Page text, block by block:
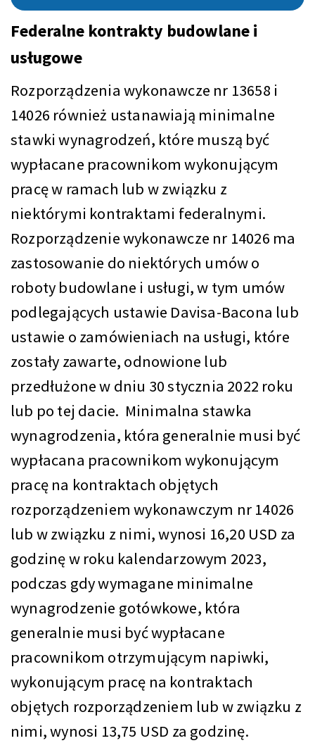
Federalne kontrakty budowlane i
usługowe
Rozporządzenia wykonawcze nr 13658 i
14026 również ustanawiają minimalne
stawki wynagrodzeń, które muszą być
wypłacane pracownikom wykonującym
pracę w ramach lub w związku z
niektórymi kontraktami federalnymi.
Rozporządzenie wykonawcze nr 14026 ma
zastosowanie do niektórych umów o
roboty budowlane i usługi, w tym umów
podlegających ustawie Davisa-Bacona lub
ustawie o zamówieniach na usługi, które
zostały zawarte, odnowione lub
przedłużone w dniu 30 stycznia 2022 roku
lub po tej dacie. Minimalna stawka
wynagrodzenia, która generalnie musi być
wypłacana pracownikom wykonującym
pracę na kontraktach objętych
rozporządzeniem wykonawczym nr 14026
lub w związku z nimi, wynosi 16,20 USD za
godzinę w roku kalendarzowym 2023,
podczas gdy wymagane minimalne
wynagrodzenie gotówkowe, która
generalnie musi być wypłacane
pracownikom otrzymującym napiwki,
wykonującym pracę na kontraktach
objętych rozporządzeniem lub w związku z
nimi, wynosi 13,75 USD za godzinę.